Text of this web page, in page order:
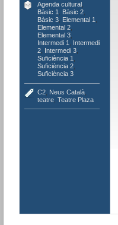
Agenda cultural ,
Bàsic 1, Bàsic 2,
Bàsic 3, Elemental 1,
Elemental 2,
Elemental 3,
Intermedi 1, Intermedi
2, Intermedi 3,
Suficiència 1,
Suficiència 2,
Suficiència 3
C2, Neus Català,
teatre, Teatre Plaza